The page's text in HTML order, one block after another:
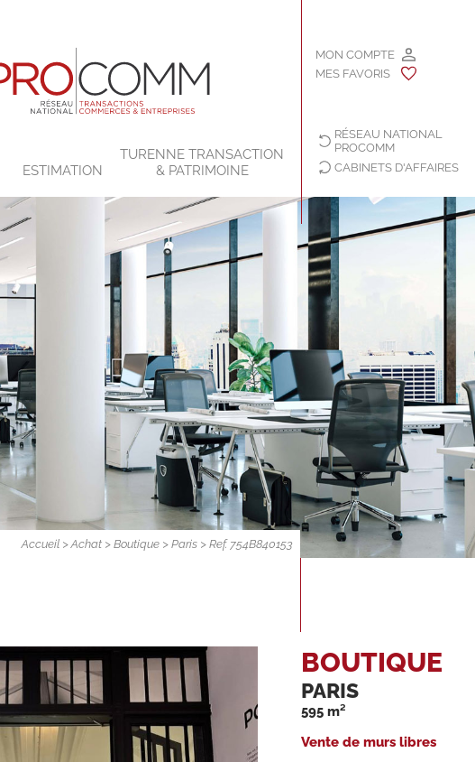
ESTIMATION
TURENNE TRANSACTION
& PATRIMOINE
MON COMPTE
MES FAVORIS
RÉSEAU NATIONAL
PROCOMM
CABINETS D'AFFAIRES
Accueil >Achat >Boutique >Paris > Ref. 754B840153
BOUTIQUE
PARIS
595 m²
Vente de murs libres